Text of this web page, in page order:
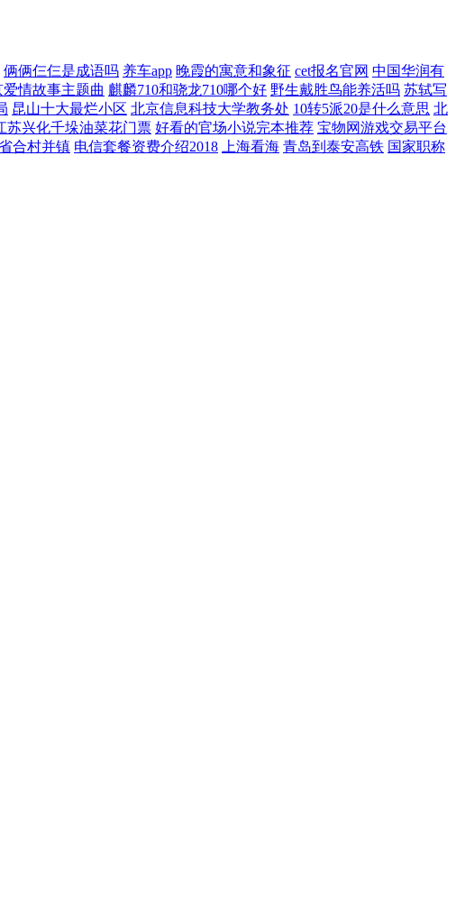
俩俩仨仨是成语吗 养车app 晚霞的寓意和象征 cet报名官网 中国华润有
爱情故事主题曲 麒麟710和骁龙710哪个好 野生戴胜鸟能养活吗 苏轼写
昆山十大最烂小区 北京信息科技大学教务处 10转5派20是什么意思 北
苏兴化千垛油菜花门票 好看的官场小说完本推荐 宝物网游戏交易平台
合村并镇 电信套餐资费介绍2018 上海看海 青岛到泰安高铁 国家职称